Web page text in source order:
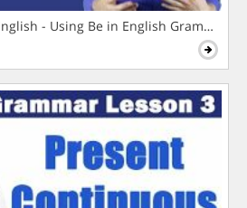
- Using Be in English Grammar